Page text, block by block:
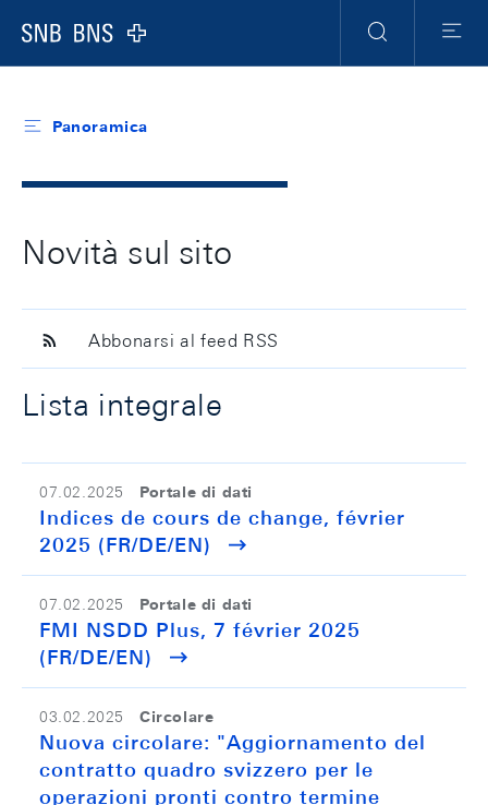
Logo
Navigation
Ricerca Menu
Panoramica
Novità sul sito
Abbonarsi al feed RSS
Lista integrale
07.02.2025 Portale di dati
Indices de cours de change, février
2025 (FR/DE/EN)
07.02.2025 Portale di dati
FMI NSDD Plus, 7 février 2025
(FR/DE/EN)
03.02.2025 Circolare
Nuova circolare: "Aggiornamento del
contratto quadro svizzero per le
operazioni pronti contro termine